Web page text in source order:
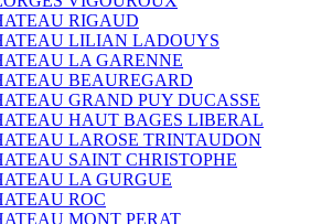
RIGAUD
LILIAN LADOUYS
LA GARENNE
BEAUREGARD
GRAND PUY DUCASSE
HAUT BAGES LIBERAL
LAROSE TRINTAUDON
SAINT CHRISTOPHE
LA GURGUE
ROC
MONT PERAT